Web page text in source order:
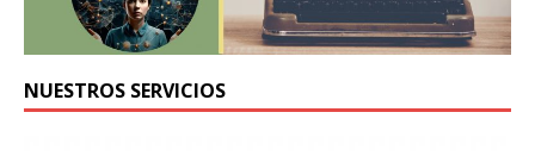
NUESTROS SERVICIOS